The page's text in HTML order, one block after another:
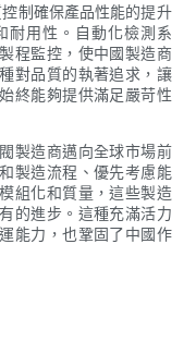
制確保產品性能的提升
耐用性。自動化檢測系
程監控，使中國製造商
對品質的執著追求，讓
終能夠提供滿足嚴苛性
製造商邁向全球市場前
製造流程、優先考慮能
組化和質量，這些製造
的進步。這種充滿活力
能力，也鞏固了中國作